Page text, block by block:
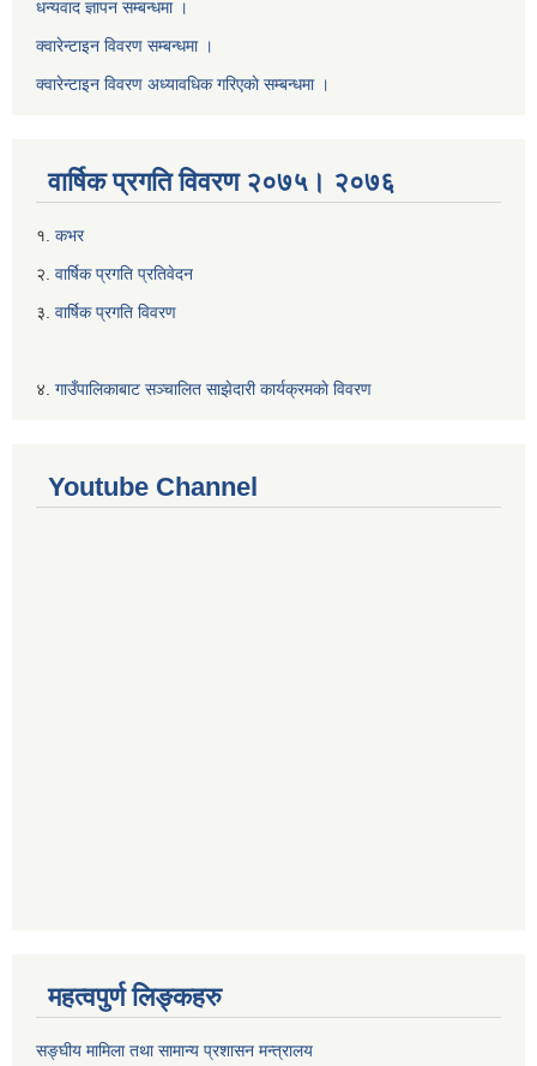
धन्यवाद ज्ञापन सम्बन्धमा ।
क्वारेन्टाइन विवरण सम्बन्धमा ।
क्वारेन्टाइन विवरण अध्यावधिक गरिएकाे सम्बन्धमा ।
वार्षिक प्रगति विवरण २०७५। २०७६
१. कभर
२. वार्षिक प्रगति प्रतिवेदन
३. वार्षिक प्रगति विवरण
४. गाउँपालिकाबाट सञ्चालित साझेदारी कार्यक्रमकाे विवरण
Youtube Channel
महत्वपुर्ण लिङ्कहरु
सङ्घीय मामिला तथा सामान्य प्रशासन मन्त्रालय